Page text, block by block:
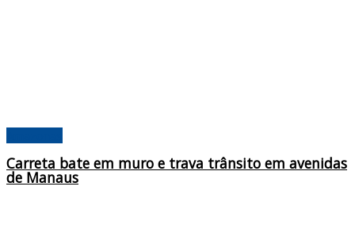
Carreta bate em muro e trava trânsito em avenidas
de Manaus